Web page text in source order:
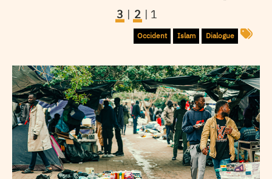
1 |
2
|
3
Dialogue
Islam
Occident